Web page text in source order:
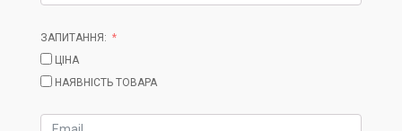
ЗАПИТАННЯ:
ЦІНА
НАЯВНІСТЬ ТОВАРА